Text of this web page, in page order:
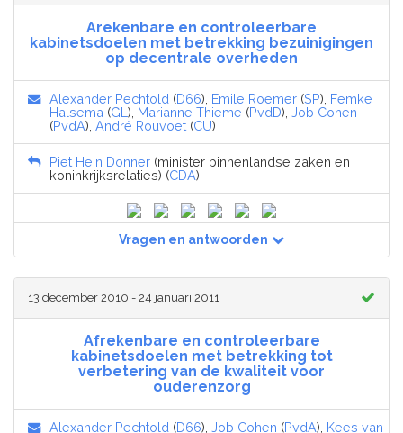
Arekenbare en controleerbare
kabinetsdoelen met betrekking bezuinigingen
op decentrale overheden
Alexander Pechtold (D66), Emile Roemer (SP), Femke
Halsema (GL ), Marianne Thieme (PvdD), Job Cohen
(PvdA), André Rouvoet (CU)
Piet Hein Donner (minister binnenlandse zaken en
koninkrijksrelaties) (CDA)
Vragen en antwoorden
13 december 2010 - 24 januari 2011
Afrekenbare en controleerbare
kabinetsdoelen met betrekking tot
verbetering van de kwaliteit voor
ouderenzorg
Alexander Pechtold (D66), Job Cohen (PvdA), Kees van